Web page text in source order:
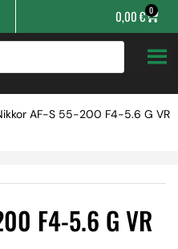
0,00€ 0
AF-S 55-200 F4-5.6 G VR
F4-5.6 G VR